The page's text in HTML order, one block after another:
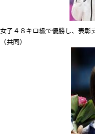
女子４８キロ級で優勝し、表彰
（共同）